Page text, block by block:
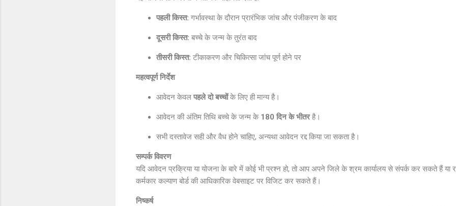
पहली किस्त: गर्भावस्था के दौरान प्रारंभिक जांच और पंजीकरण के बाद
दूसरी किस्त: बच्चे के जन्म के तुरंत बाद
तीसरी किस्त: टीकाकरण और चिकित्सा जांच पूर्ण होने पर
महत्वपूर्ण निर्देश
आवेदन केवल पहले दो बच्चोंके लिए ही मान्य है।
आवेदन की अंतिम तिथि बच्चे के जन्म के 180 दिन के भीतरहै।
सभी दस्तावेज सही और वैध होने चाहिए, अन्यथा आवेदन रद्द किया जा सकता है।
सम्पर्क विवरण
यदि आवेदन प्रक्रिया या योजना के बारे में कोई भी प्रश्न हो, तो आप अपने जिले के श्रम कार्यालय से संपर्क कर सकते हैं या
कर्मकार कल्याण बोर्ड की आधिकारिक वेबसाइट पर विजिट कर सकते हैं।
निष्कर्ष